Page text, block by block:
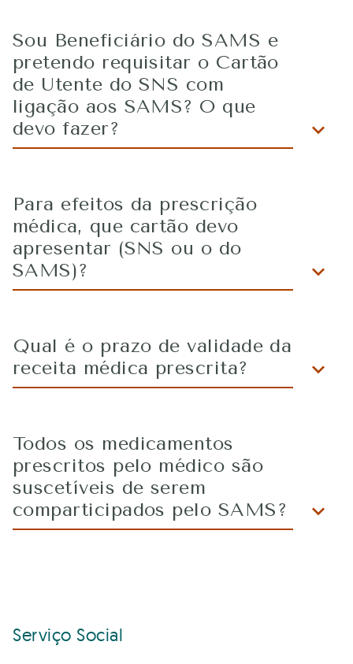
Sou Beneficiário do SAMS e
pretendo requisitar o Cartão
de Utente do SNS com
ligação aos SAMS? O que
devo fazer?
Para efeitos da prescrição
médica, que cartão devo
apresentar (SNS ou o do
SAMS)?
Qual é o prazo de validade da
receita médica prescrita?
Todos os medicamentos
prescritos pelo médico são
suscetíveis de serem
comparticipados pelo SAMS?
Serviço Social